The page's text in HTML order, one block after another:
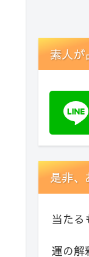
素人が
是非、
当たる
運の解